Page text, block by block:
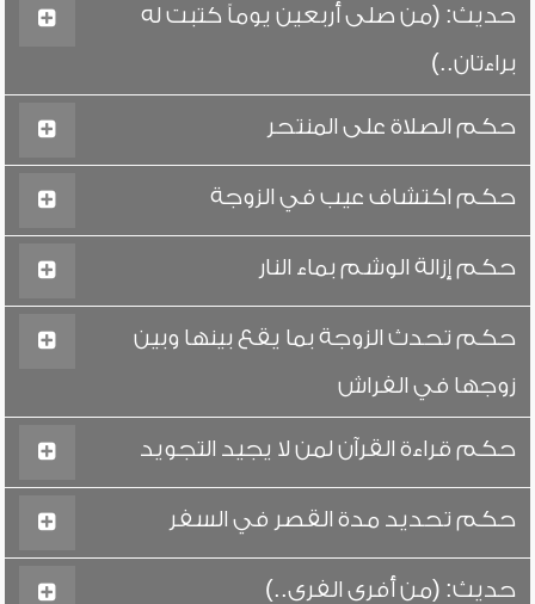
حديث: (من صلى أربعين يوماً كتبت له
براءتان..)
حكم الصلاة على المنتحر
حكم اكتشاف عيب في الزوجة
حكم إزالة الوشم بماء النار
حكم تحدث الزوجة بما يقع بينها وبين
زوجها في الفراش
حكم قراءة القرآن لمن لا يجيد التجويد
حكم تحديد مدة القصر في السفر
حديث: (من أفرى الفرى..)